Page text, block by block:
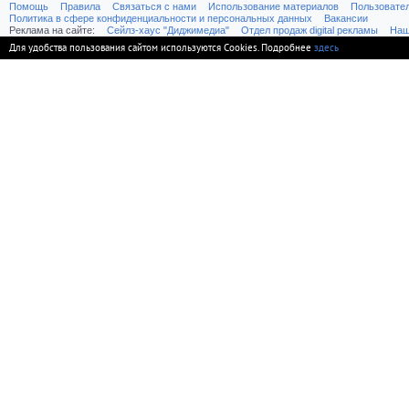
Помощь
Правила Связаться с нами Использование материалов
Политика в сфере конфиденциальности и персональных данных
Вакансии
Реклама на сайте:
Cейлз-хаус "Диджимедиа" Отдел продаж digital рекламы
Для удобства пользования сайтом используются Cookies. Подробнее здесь